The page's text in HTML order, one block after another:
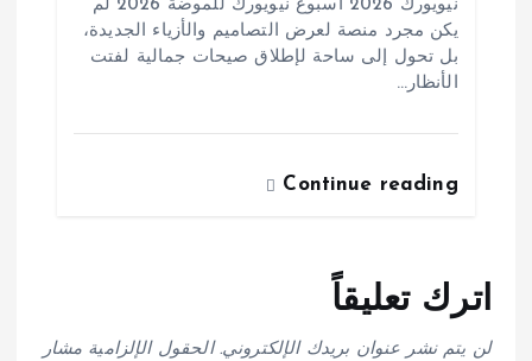
نيويورك 2026 أسبوع نيويورك للموضة 2026 لم
يكن مجرد منصة لعرض التصاميم والأزياء الجديدة،
بل تحول إلى ساحة لإطلاق صيحات جمالية لفتت
الأنظار…
Continue reading
اترك تعليقاً
لن يتم نشر عنوان بريدك الإلكتروني. الحقول الإلزامية مشار